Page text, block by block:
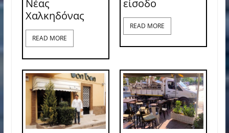
Νέας
Χαλκηδόνας
READ MORE
είσοδο
READ MORE